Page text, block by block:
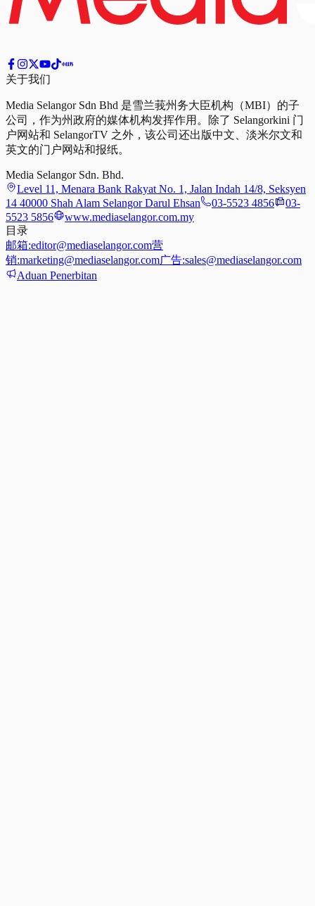
关于我们
Media Selangor Sdn Bhd 是雪兰莪州务大臣机构（MBI）的子
公司，作为州政府的媒体机构发挥作用。除了 Selangorkini 门
户网站和 SelangorTV 之外，该公司还出版中文、淡米尔文和
英文的门户网站和报纸。
Media Selangor Sdn. Bhd.
Level 11, Menara Bank Rakyat No. 1, Jalan Indah 14/8, Seksyen
14 40000 Shah Alam Selangor Darul Ehsan
03-5523 4856
03-
5523 5856
www.mediaselangor.com.my
目录
邮箱:editor@mediaselangor.com营
销:marketing@mediaselangor.com广告:sales@mediaselangor.com
Aduan Penerbitan